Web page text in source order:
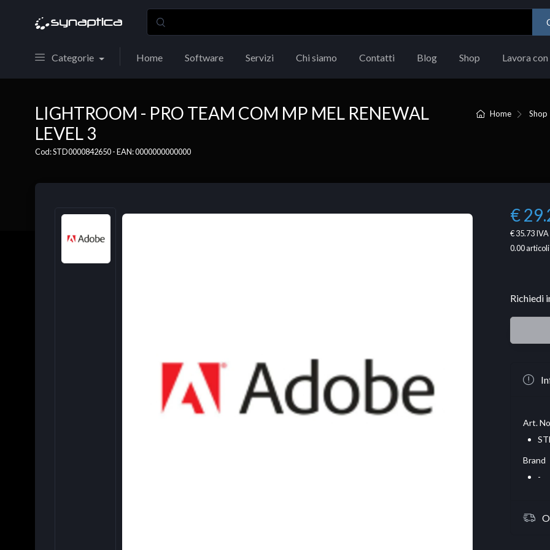
Categorie Home Software Servizi Chi siamo Contatti Blog Shop Lavora con
Home Shop
LIGHTROOM - PRO TEAM COM MP MEL RENEWAL
LEVEL 3
Cod: STD0000842650 - EAN: 0000000000000
€
€ 35.73IVA
0.00
Richiedi
Art.
Brand
-